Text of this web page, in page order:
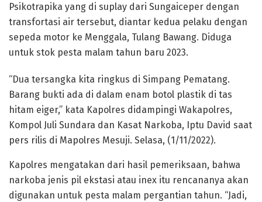
Psikotrapika yang di suplay dari Sungaiceper dengan
transfortasi air tersebut, diantar kedua pelaku dengan
sepeda motor ke Menggala, Tulang Bawang. Diduga
untuk stok pesta malam tahun baru 2023.
“Dua tersangka kita ringkus di Simpang Pematang.
Barang bukti ada di dalam enam botol plastik di tas
hitam eiger,” kata Kapolres didampingi Wakapolres,
Kompol Juli Sundara dan Kasat Narkoba, Iptu David saat
pers rilis di Mapolres Mesuji. Selasa, (1/11/2022).
Kapolres mengatakan dari hasil pemeriksaan, bahwa
narkoba jenis pil ekstasi atau inex itu rencananya akan
digunakan untuk pesta malam pergantian tahun. “Jadi,